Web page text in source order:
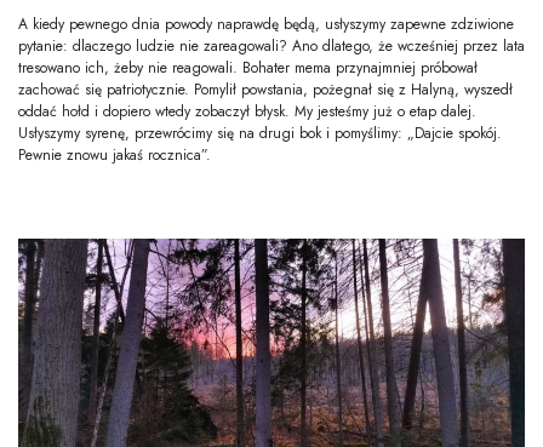
A kiedy pewnego dnia powody naprawdę będą, usłyszymy zapewne zdziwione
pytanie: dlaczego ludzie nie zareagowali? Ano dlatego, że wcześniej przez lata
tresowano ich, żeby nie reagowali. Bohater mema przynajmniej próbował
zachować się patriotycznie. Pomylił powstania, pożegnał się z Halyną, wyszedł
oddać hołd i dopiero wtedy zobaczył błysk. My jesteśmy już o etap dalej.
Usłyszymy syrenę, przewrócimy się na drugi bok i pomyślimy: „Dajcie spokój.
Pewnie znowu jakaś rocznica”.